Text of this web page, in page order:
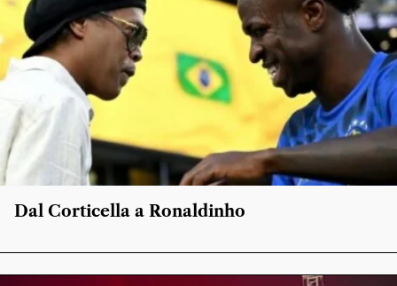
Dal Corticella a Ronaldinho